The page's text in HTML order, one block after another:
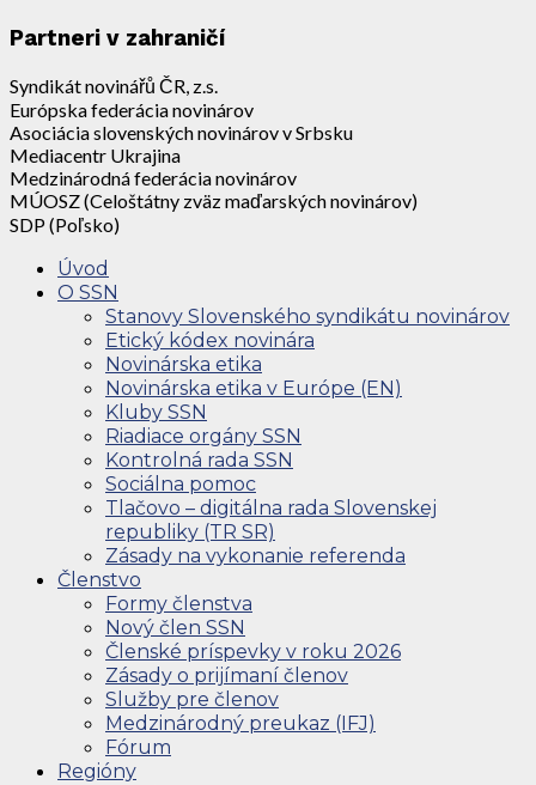
Partneri v zahraničí
Syndikát novinářů ČR, z.s.
Európska federácia novinárov
Asociácia slovenských novinárov v Srbsku
Mediacentr Ukrajina
Medzinárodná federácia novinárov
MÚOSZ (Celoštátny zväz maďarských novinárov)
SDP (Poľsko)
Úvod
O SSN
Stanovy Slovenského syndikátu novinárov
Etický kódex novinára
Novinárska etika
Novinárska etika v Európe (EN)
Kluby SSN
Riadiace orgány SSN
Kontrolná rada SSN
Sociálna pomoc
Tlačovo – digitálna rada Slovenskej
republiky (TR SR)
Zásady na vykonanie referenda
Členstvo
Formy členstva
Nový člen SSN
Členské príspevky v roku 2026
Zásady o prijímaní členov
Služby pre členov
Medzinárodný preukaz (IFJ)
Fórum
Regióny